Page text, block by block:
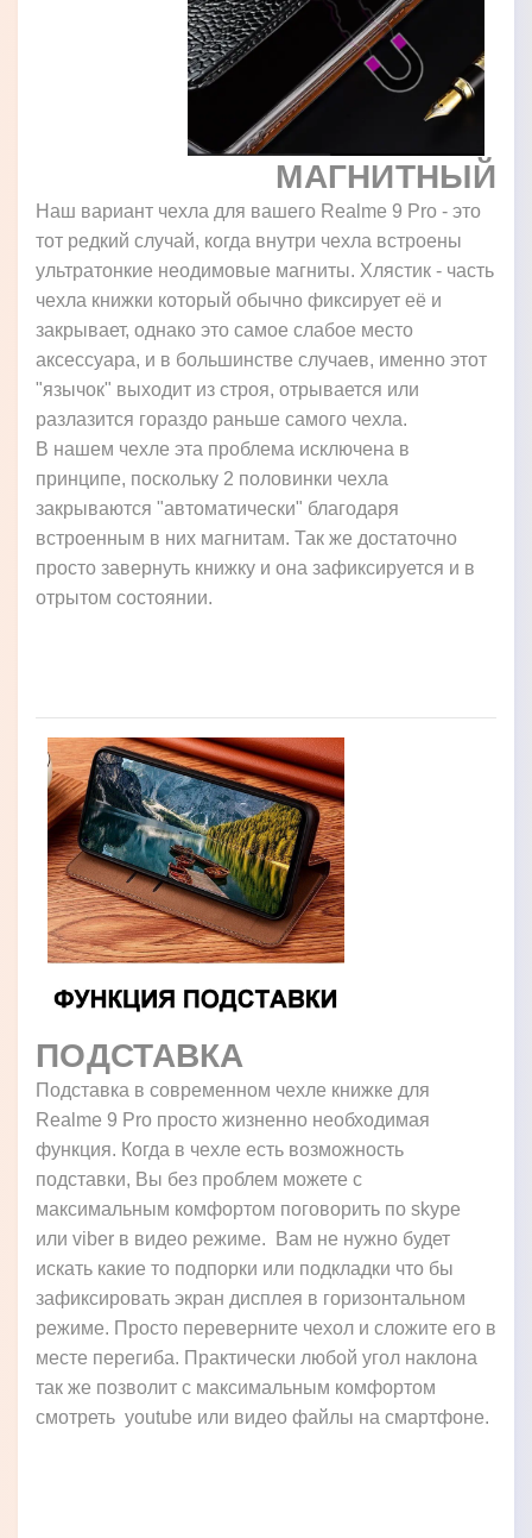
МАГНИТНЫЙ
Наш вариант чехла для вашего Realme 9 Pro - это
тот редкий случай, когда внутри чехла встроены
ультратонкие неодимовые магниты. Хлястик - часть
чехла книжки который обычно фиксирует её и
закрывает, однако это самое слабое место
аксессуара, и в большинстве случаев, именно этот
"язычок" выходит из строя, отрывается или
разлазится гораздо раньше самого чехла.
В нашем чехле эта проблема исключена в
принципе, поскольку 2 половинки чехла
закрываются "автоматически" благодаря
встроенным в них магнитам. Так же достаточно
просто завернуть книжку и она зафиксируется и в
отрытом состоянии.
ПОДСТАВКА
Подставка в современном чехле книжке для
Realme 9 Pro просто жизненно необходимая
функция. Когда в чехле есть возможность
подставки, Вы без проблем можете с
максимальным комфортом поговорить по skype
или viber в видео режиме. Вам не нужно будет
искать какие то подпорки или подкладки что бы
зафиксировать экран дисплея в горизонтальном
режиме. Просто переверните чехол и сложите его в
месте перегиба. Практически любой угол наклона
так же позволит с максимальным комфортом
смотреть youtube или видео файлы на смартфоне.